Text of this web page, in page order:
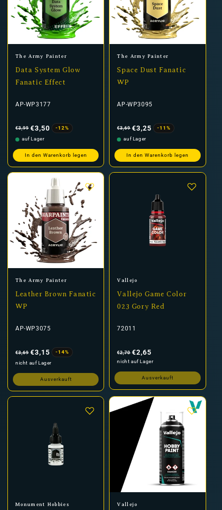
Anbieter:
The Army Painter
Data System Glow
Fanatic Effect
AP-WP3177
Preis
€3,99 €3,50
-12%
auf Lager
In den Warenkorb legen
Anbieter:
The Army Painter
Space Dust Fanatic
WP
AP-WP3095
Preis
€3,69 €3,25
-11%
auf Lager
In den Warenkorb legen
Anbieter:
The Army Painter
Leather Brown Fanatic
WP
AP-WP3075
Preis
€3,69 €3,15
-14%
nicht auf Lager
Ausverkauft
Anbieter:
Vallejo
Vallejo Game Color
023 Gory Red
72011
Preis
€2,70 €2,65
nicht auf Lager
Ausverkauft
Anbieter:
Monument Hobbies Anbieter:
Vallejo